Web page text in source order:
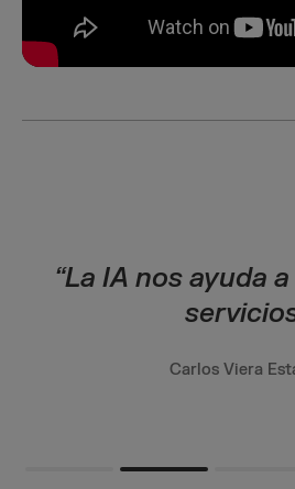
“La IA nos ayuda
Carlos Viera